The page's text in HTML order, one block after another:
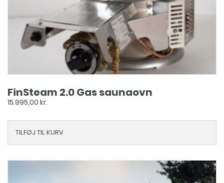
FinSteam 2.0 Gas saunaovn
15.995,00 kr.
TILFØJ TIL KURV
Dette